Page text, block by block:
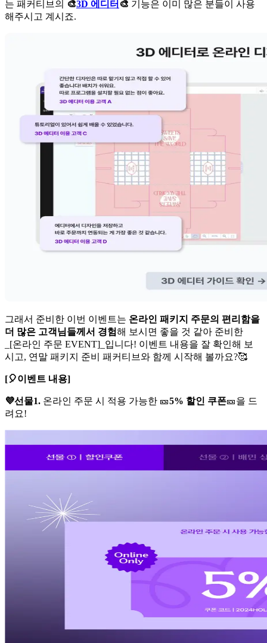
는 패커티브의 🎨3D 에디터 🎨 기능은 이미 많은 분들이 사용
해주시고 계시죠.
그래서 준비한 이번 이벤트는 온라인 패키지 주문의 편리함을
더 많은 고객님들께서 경험해 보시면 좋을 것 같아 준비한
_[온라인 주문 EVENT]_입니다! 이벤트 내용을 잘 확인해 보
시고, 연말 패키지 준비 패커티브와 함께 시작해 볼까요?🥰
[🎈이벤트 내용]
💜선물1. 온라인 주문 시 적용 가능한 🎫5% 할인 쿠폰🎫을 드
려요!